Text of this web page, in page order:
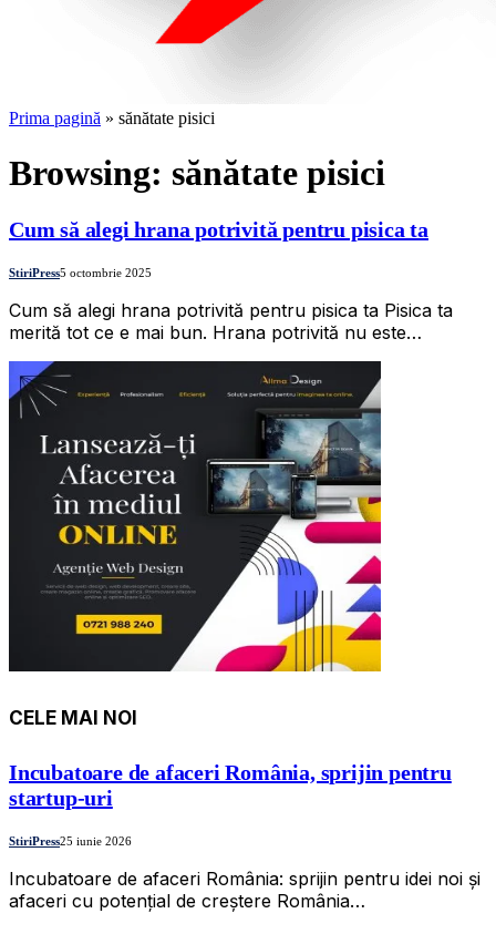
Prima pagină » sănătate pisici
Browsing: sănătate pisici
Cum să alegi hrana potrivită pentru pisica ta
StiriPress5 octombrie 2025
Cum să alegi hrana potrivită pentru pisica ta Pisica ta
merită tot ce e mai bun. Hrana potrivită nu este…
CELE MAI NOI
Incubatoare de afaceri România, sprijin pentru
startup-uri
StiriPress25 iunie 2026
Incubatoare de afaceri România: sprijin pentru idei noi și
afaceri cu potențial de creștere România…